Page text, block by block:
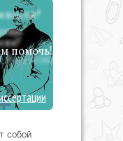
помочь!
собой